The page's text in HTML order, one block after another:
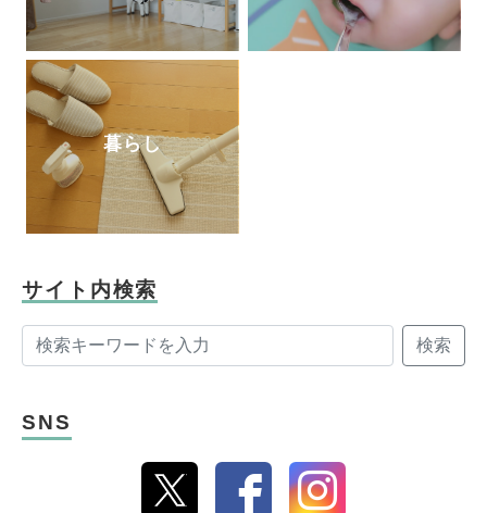
暮らし
サイト内検索
検索
SNS